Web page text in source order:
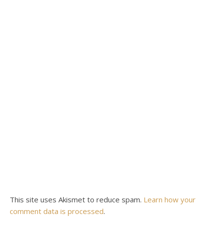
This site uses Akismet to reduce spam. Learn how your
comment data is processed.